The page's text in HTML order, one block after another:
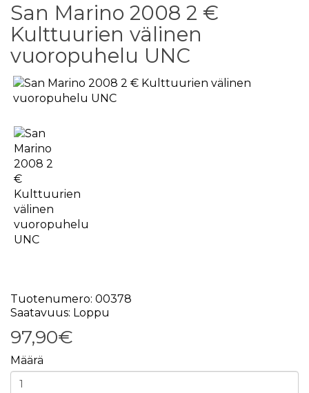
San Marino 2008 2 €
Kulttuurien välinen
vuoropuhelu UNC
Tuotenumero: 00378
Saatavuus: Loppu
97,90€
Määrä